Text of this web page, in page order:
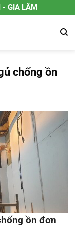
- GIA LÂM
chống ồn
ồn đơn